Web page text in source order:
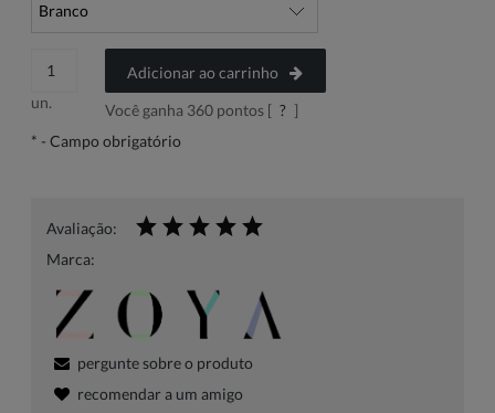
un.
Adicionar ao carrinho
Você ganha 360pontos [ ? ]
* - Campo obrigatório
Avaliação:
Marca:
pergunte sobre o produto
recomendar a um amigo